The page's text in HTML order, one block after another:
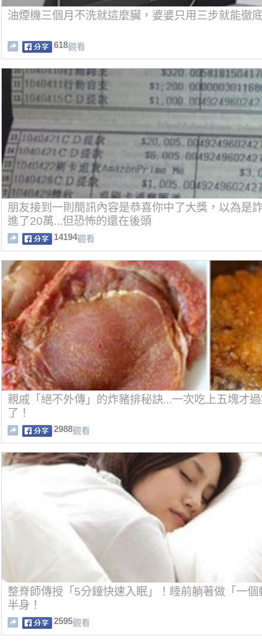
油煙機三個月不洗就這麼臟，婆婆只用三步就能徹
618觀看
朋友接到一則簡訊內容是恭喜你中了大獎，以為是
進了20萬...但恐怖的還在後頭
14194觀看
親戚「絕不外傳」的炸豬排秘訣...一次吃上五塊才
了！
2988觀看
整脊師傳授「5分鐘快速入眠」！睡前躺著做「一
半身！
2595觀看